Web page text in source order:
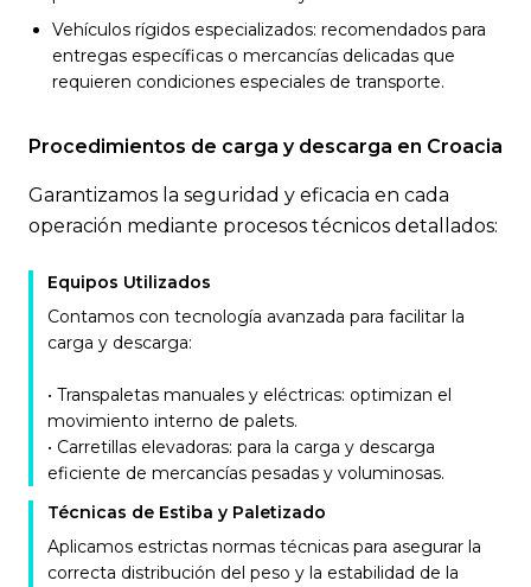
Vehículos rígidos especializados: recomendados para
entregas específicas o mercancías delicadas que
requieren condiciones especiales de transporte.
Procedimientos de carga y descarga en Croacia
Garantizamos la seguridad y eficacia en cada
operación mediante procesos técnicos detallados:
Equipos Utilizados
Contamos con tecnología avanzada para facilitar la
carga y descarga:
• Transpaletas manuales y eléctricas: optimizan el
movimiento interno de palets.
• Carretillas elevadoras: para la carga y descarga
eficiente de mercancías pesadas y voluminosas.
Técnicas de Estiba y Paletizado
Aplicamos estrictas normas técnicas para asegurar la
correcta distribución del peso y la estabilidad de la